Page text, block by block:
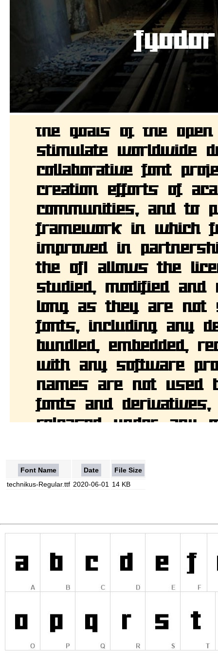
Font Name Date
File Size
technikus-Regular.ttf 2020-06-01 14 KB